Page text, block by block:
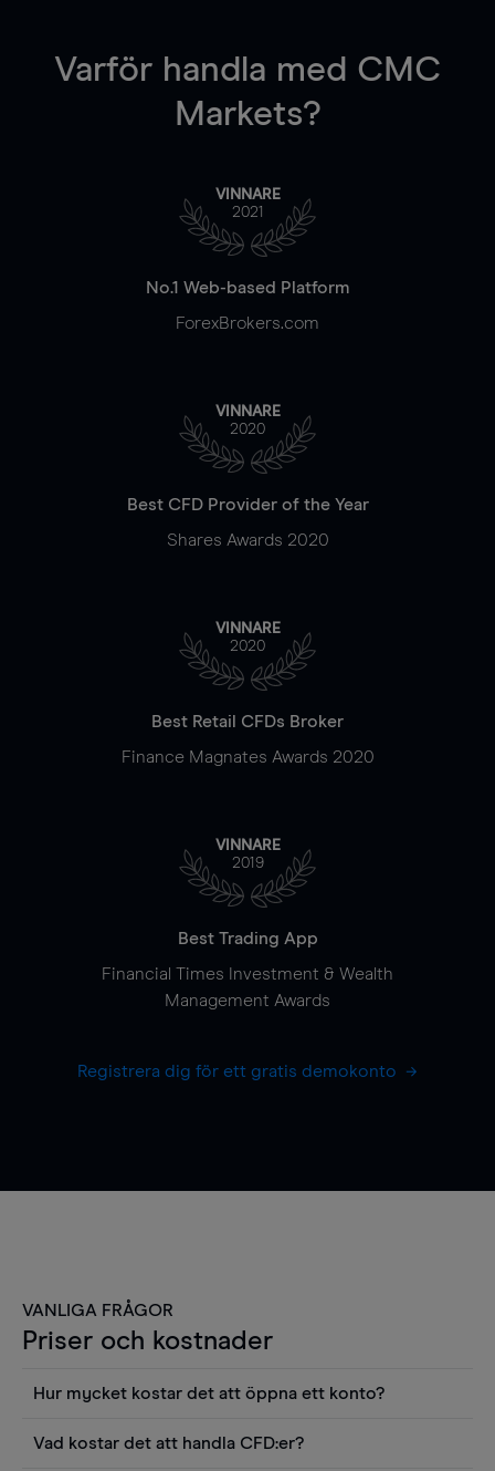
Varför handla med CMC
Markets?
VINNARE
2021
No.1 Web-based Platform
ForexBrokers.com
VINNARE
2020
Best CFD Provider of the Year
Shares Awards 2020
VINNARE
2020
Best Retail CFDs Broker
Finance Magnates Awards 2020
VINNARE
2019
Best Trading App
Financial Times Investment & Wealth
Management Awards
Registrera dig för ett gratis demokonto
VANLIGA FRÅGOR
Priser och kostnader
Hur mycket kostar det att öppna ett konto?
Vad kostar det att handla CFD:er?